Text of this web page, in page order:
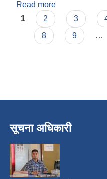
Read more
Pages
1 2 3
8
9 …
सूचना अधिकारी